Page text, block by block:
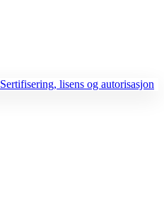
Sertifisering, lisens og autorisasjon